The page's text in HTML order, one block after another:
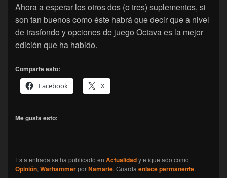
Ahora a esperar los otros dos (o tres) suplementos, si
son tan buenos como éste habrá que decir que a nivel
de trasfondo y opciones de juego Octava es la mejor
edición que ha habido.
Comparte esto:
Facebook
X
Me gusta esto:
Esta entrada se ha publicado en Actualidady etiquetado como
Opinión, WarhammerporNamarie. Guarda enlace permanente.